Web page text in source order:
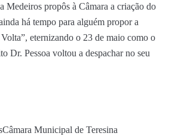
Medeiros propôs à Câmara a criação do
há tempo para alguém propor a
eternizando o 23 de maio como o
Dr. Pessoa voltou a despachar no seu
Câmara Municipal de Teresina